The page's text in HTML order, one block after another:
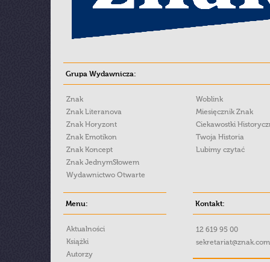
Grupa Wydawnicza:
Znak
Znak Literanova
Znak Horyzont
Znak Emotikon
Znak Koncept
Znak JednymSłowem
Wydawnictwo Otwarte
Woblink
Miesięcznik Znak
Ciekawostki
Twoja Historia
Lubimy czytać
Menu:
Aktualności
Książki
Autorzy
Kontakt:
12 619 95 00